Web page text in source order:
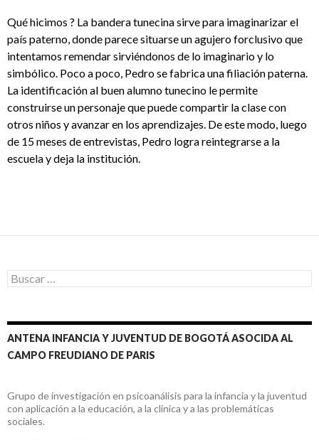
Qué hicimos ? La bandera tunecina sirve para imaginarizar el
país paterno, donde parece situarse un agujero forclusivo que
intentamos remendar sirviéndonos de lo imaginario y lo
simbólico. Poco a poco, Pedro se fabrica una filiación paterna.
La identificación al buen alumno tunecino le permite
construirse un personaje que puede compartir la clase con
otros niños y avanzar en los aprendizajes. De este modo, luego
de 15 meses de entrevistas, Pedro logra reintegrarse a la
escuela y deja la institución.
Buscar:
ANTENA INFANCIA Y JUVENTUD DE BOGOTÁ ASOCIDA AL
CAMPO FREUDIANO DE PARIS
Grupo de investigación en psicoanálisis para la infancia y la juventud
con aplicación a la educación, a la clínica y a las problemáticas
sociales.